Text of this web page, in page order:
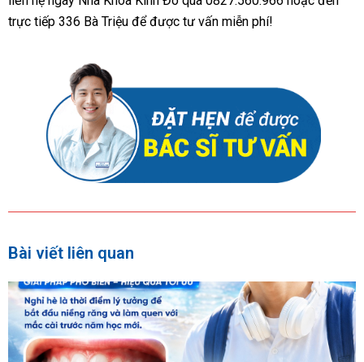
trực tiếp 336 Bà Triệu để được tư vấn miễn phí!
Bài viết liên quan